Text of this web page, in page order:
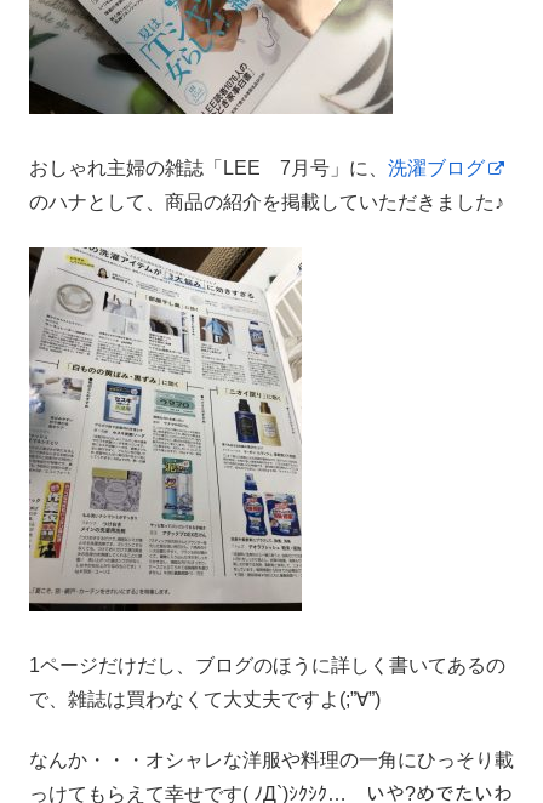
おしゃれ主婦の雑誌「LEE 7月号」に、 洗濯ブログ
のハナとして、商品の紹介を掲載していただきました♪
1ページだけだし、ブログのほうに詳しく書いてあるの
で、雑誌は買わなくて大丈夫ですよ(;”∀”)
なんか・・・オシャレな洋服や料理の一角にひっそり載
っけてもらえて幸せです( ﾉД`)ｼｸｼｸ… いや?めでたいわ